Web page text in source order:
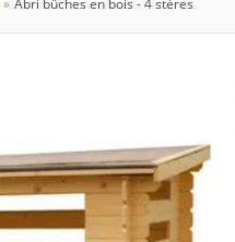
» Abri bûches en bois - 4 stères